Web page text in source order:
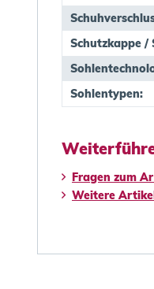
Schutzkappe /
Sohlentypen:
Fragen zum
Weitere